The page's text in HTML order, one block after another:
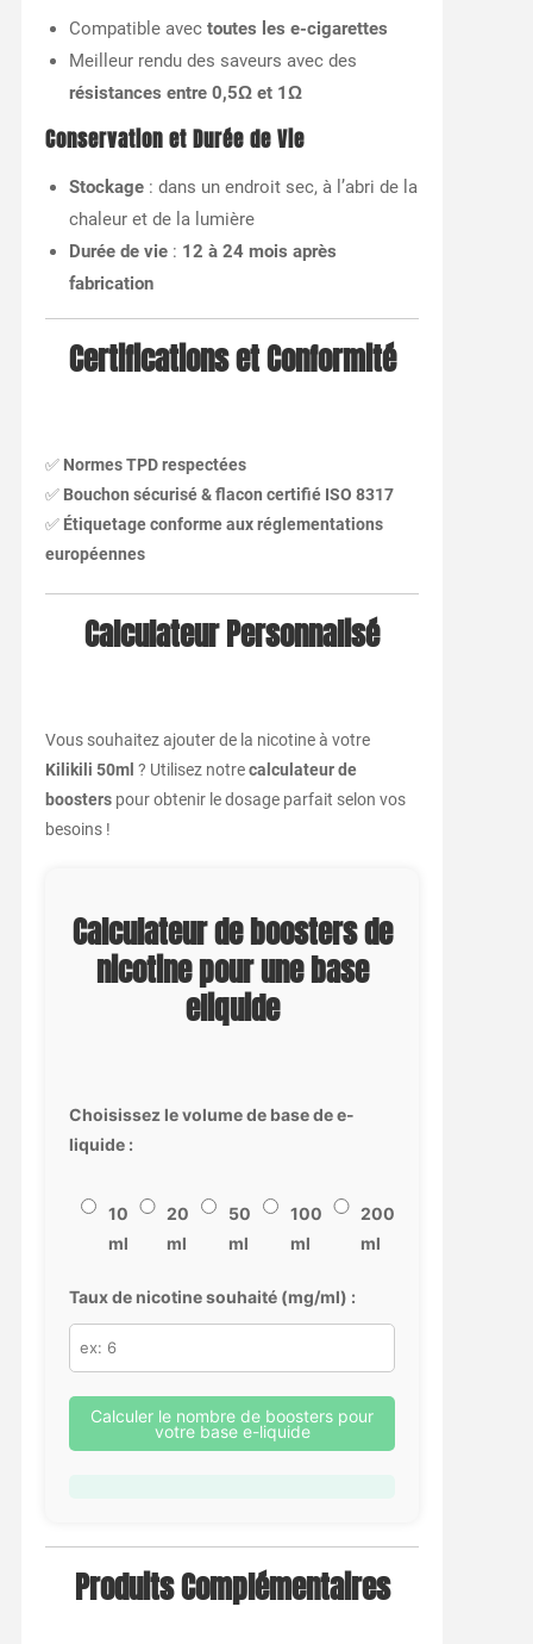
Compatible avec toutes les e-cigarettes
Meilleur rendu des saveurs avec des
résistances entre 0,5Ω et 1Ω
Conservation et Durée de Vie
Stockage: dans un endroit sec, à l’abri de la
chaleur et de la lumière
Durée de vie: 12 à 24 mois après
fabrication
Certifications et Conformité
✅ Normes TPD respectées
✅ Bouchon sécurisé & flacon certifié ISO 8317
✅ Étiquetage conforme aux réglementations
européennes
Calculateur Personnalisé
Vous souhaitez ajouter de la nicotine à votre
Kilikili 50ml ? Utilisez notrecalculateur de
boosterspour obtenir le dosage parfait selon vos
besoins !
Calculateur de boosters de
nicotine pour une base
eliquide
Choisissez le volume de base de e-
liquide :
10
ml
20
ml
50
ml
100
ml
200
ml
Taux de nicotine souhaité (mg/ml) :
Calculer le nombre de boosters pour
votre base e-liquide
Produits Complémentaires